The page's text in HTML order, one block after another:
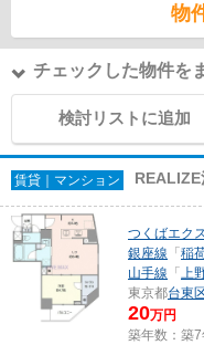
物
チェックした物件を
検討リストに追加
賃貸｜マンション
つくばエク
銀座線 「 稲
山手線 「 上
東京都台東
20万円
築年数：築7